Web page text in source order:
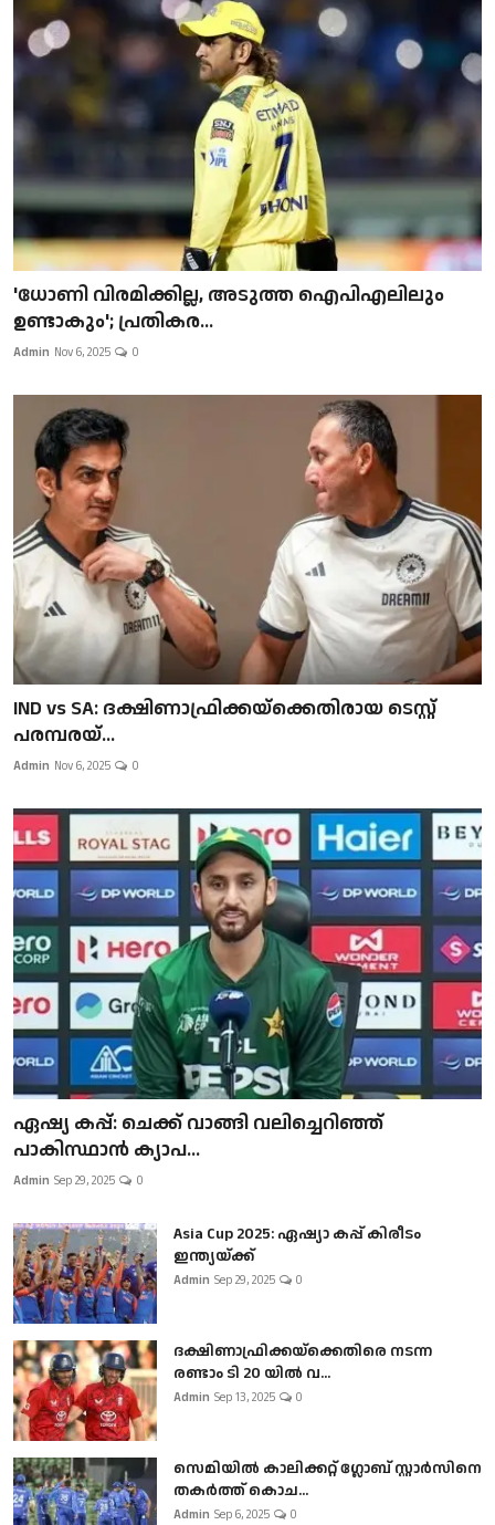
'ധോണി വിരമിക്കില്ല, അടുത്ത ഐപിഎലിലും
ഉണ്ടാകും'; പ്രതികര...
Admin Nov 6, 2025 0
IND vs SA: ദക്ഷിണാഫ്രിക്കയ്‌ക്കെതിരായ ടെസ്റ്റ്
പരമ്പരയ്...
Admin Nov 6, 2025 0
ഏഷ്യ കപ്പ്: ചെക്ക് വാങ്ങി വലിച്ചെറിഞ്ഞ്
പാകിസ്ഥാൻ ക്യാപ...
Admin Sep 29, 2025 0
Asia Cup 2025: ഏഷ്യാ കപ്പ് കിരീടം
ഇന്ത്യയ്ക്ക്
Admin Sep 29, 2025 0
ദക്ഷിണാഫ്രിക്കയ്‌ക്കെതിരെ നടന്ന
രണ്ടാം ടി 20 യിൽ വ...
Admin Sep 13, 2025 0
സെമിയിൽ കാലിക്കറ്റ് ഗ്ലോബ് സ്റ്റാർസിനെ
തകർത്ത് കൊച...
Admin Sep 6, 2025 0